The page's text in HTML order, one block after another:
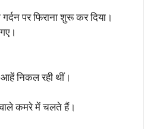
पर फिराना शुरू कर दिया।
निकल रही थीं।
कमरे में चलते हैं।